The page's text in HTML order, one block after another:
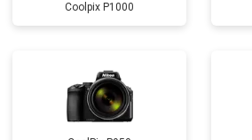
Coolpix P1000